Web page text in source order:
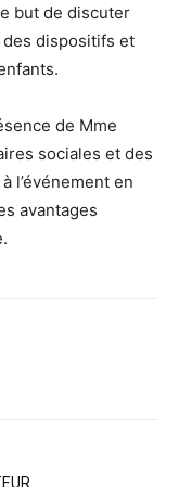
but de discuter
dispositifs et
de Mme
sociales et des
l’événement en
avantages